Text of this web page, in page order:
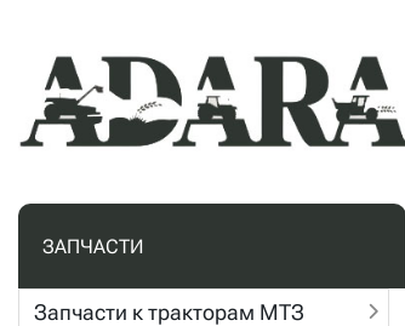
ЗАПЧАСТИ
Запчасти к тракторам МТЗ